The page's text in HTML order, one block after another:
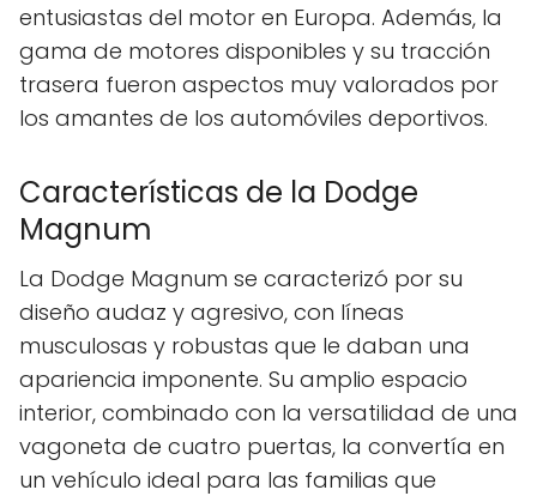
entusiastas del motor en Europa. Además, la
gama de motores disponibles y su tracción
trasera fueron aspectos muy valorados por
los amantes de los automóviles deportivos.
Características de la Dodge
Magnum
La Dodge Magnum se caracterizó por su
diseño audaz y agresivo, con líneas
musculosas y robustas que le daban una
apariencia imponente. Su amplio espacio
interior, combinado con la versatilidad de una
vagoneta de cuatro puertas, la convertía en
un vehículo ideal para las familias que